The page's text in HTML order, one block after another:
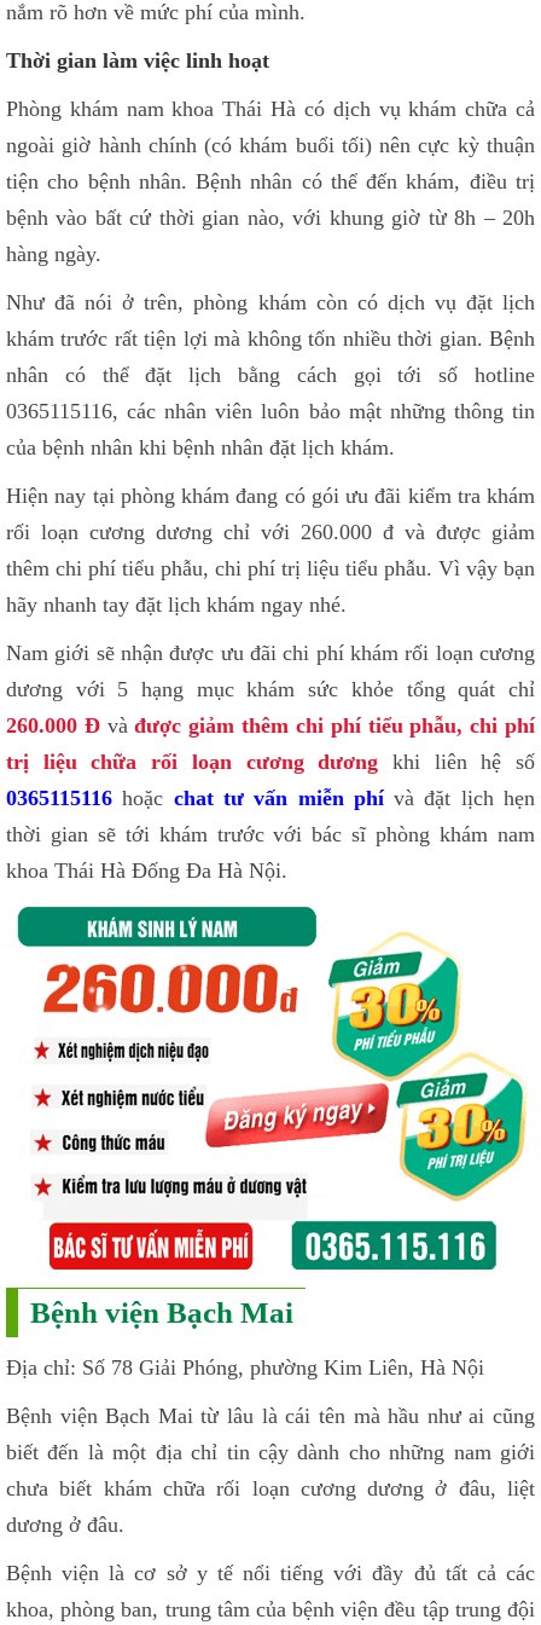
nắm rõ hơn về mức phí của mình.
Thời gian làm việc linh hoạt
Phòng khám nam khoa Thái Hà có dịch vụ khám chữa cả
ngoài giờ hành chính (có khám buổi tối) nên cực kỳ thuận
tiện cho bệnh nhân. Bệnh nhân có thể đến khám, điều trị
bệnh vào bất cứ thời gian nào, với khung giờ từ 8h – 20h
hàng ngày.
Như đã nói ở trên, phòng khám còn có dịch vụ đặt lịch
khám trước rất tiện lợi mà không tốn nhiều thời gian. Bệnh
nhân có thể đặt lịch bằng cách gọi tới số hotline
0365115116, các nhân viên luôn bảo mật những thông tin
của bệnh nhân khi bệnh nhân đặt lịch khám.
Hiện nay tại phòng khám đang có gói ưu đãi kiểm tra khám
rối loạn cương dương chỉ với 260.000 đ và được giảm
thêm chi phí tiểu phẫu, chi phí trị liệu tiểu phẫu. Vì vậy bạn
hãy nhanh tay đặt lịch khám ngay nhé.
Nam giới sẽ nhận được ưu đãi chi phí khám rối loạn cương
dương với 5 hạng mục khám sức khỏe tổng quát chỉ
260.000 Đvàđược giảm thêm chi phí tiểu phẫu, chi phí
trị liệu chữa rối loạn cương dương khi liên hệ số
0365115116 hoặc chat tư vấn miễn phívà đặt lịch hẹn
thời gian sẽ tới khám trước với bác sĩ phòng khám nam
khoa Thái Hà Đống Đa Hà Nội.
Bệnh viện Bạch Mai
Địa chỉ: Số 78 Giải Phóng, phường Kim Liên, Hà Nội
Bệnh viện Bạch Mai từ lâu là cái tên mà hầu như ai cũng
biết đến là một địa chỉ tin cậy dành cho những nam giới
chưa biết khám chữa rối loạn cương dương ở đâu, liệt
dương ở đâu.
Bệnh viện là cơ sở y tế nổi tiếng với đầy đủ tất cả các
khoa, phòng ban, trung tâm của bệnh viện đều tập trung đội